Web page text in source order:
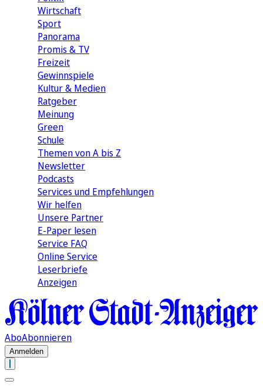
Wirtschaft
Sport
Panorama
Promis & TV
Freizeit
Gewinnspiele
Kultur & Medien
Ratgeber
Meinung
Green
Schule
Themen von A bis Z
Newsletter
Podcasts
Services und Empfehlungen
Wir helfen
Unsere Partner
E-Paper lesen
Service FAQ
Online Service
Leserbriefe
Anzeigen
AboAbonnieren
Anmelden